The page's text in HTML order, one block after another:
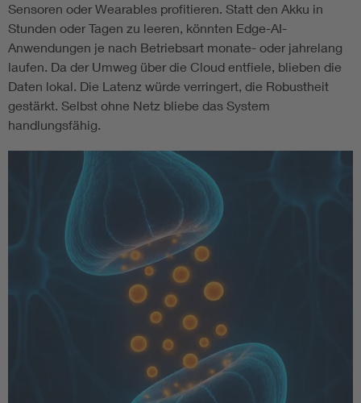
Sensoren oder Wearables profitieren. Statt den Akku in
Stunden oder Tagen zu leeren, könnten Edge-AI-
Anwendungen je nach Betriebsart monate- oder jahrelang
laufen. Da der Umweg über die Cloud entfiele, blieben die
Daten lokal. Die Latenz würde verringert, die Robustheit
gestärkt. Selbst ohne Netz bliebe das System
handlungsfähig.